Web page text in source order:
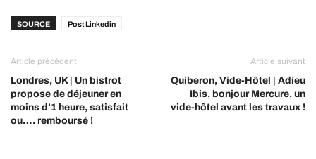
SOURCE Post Linkedin
Article précédent
Londres, UK | Un bistrot
propose de déjeuner en
moins d’1 heure, satisfait
ou…. remboursé !
Article suivant
Quiberon, Vide-Hôtel | Adieu
Ibis, bonjour Mercure, un
vide-hôtel avant les travaux !